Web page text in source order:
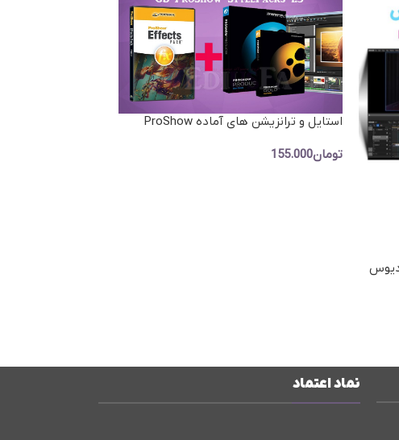
استایل و ترانزیشن های آماده ProShow
تومان155.000
نماد اعتماد